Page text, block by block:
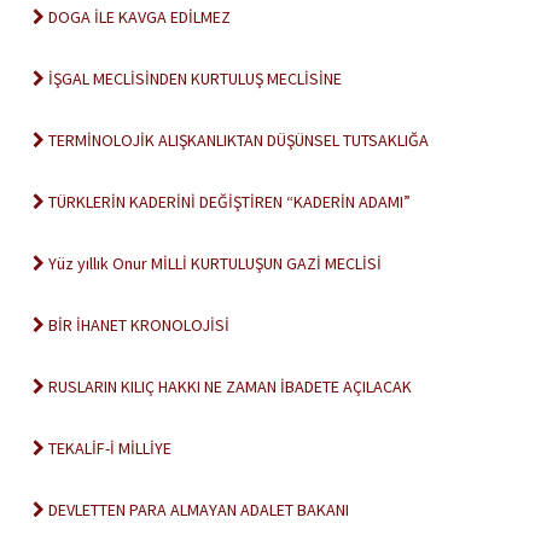
DOGA İLE KAVGA EDİLMEZ
İŞGAL MECLİSİNDEN KURTULUŞ MECLİSİNE
TERMİNOLOJİK ALIŞKANLIKTAN DÜŞÜNSEL TUTSAKLIĞA
TÜRKLERİN KADERİNİ DEĞİŞTİREN “KADERİN ADAMI”
Yüz yıllık Onur MİLLİ KURTULUŞUN GAZİ MECLİSİ
BİR İHANET KRONOLOJİSİ
RUSLARIN KILIÇ HAKKI NE ZAMAN İBADETE AÇILACAK
TEKALİF-İ MİLLİYE
DEVLETTEN PARA ALMAYAN ADALET BAKANI